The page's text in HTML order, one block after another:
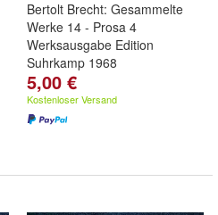
Bertolt Brecht: Gesammelte
Werke 14 - Prosa 4
Werksausgabe Edition
Suhrkamp 1968
5,00 €
Kostenloser Versand